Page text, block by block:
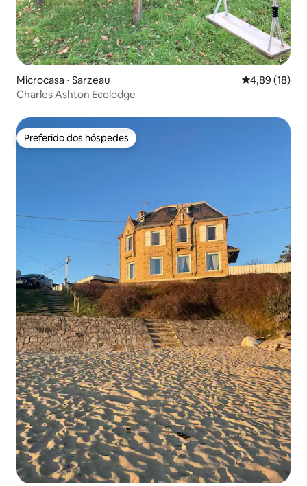
Microcasa ⋅ Sarzeau 4,89 de uma
4,89 (18)
Charles Ashton Ecolodge
Preferido dos hóspedes
Preferido dos hóspedes